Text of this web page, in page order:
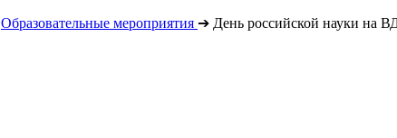
Образовательные мероприятия ➔ День российской науки на